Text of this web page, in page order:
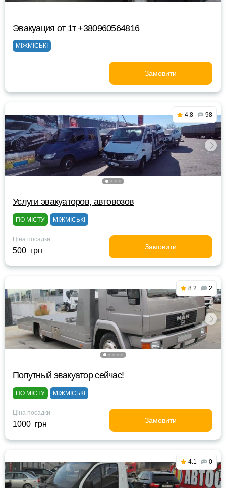
Эвакуация от 1т +380960564816
МІЖМІСЬКІ
Замовити
4.8 98
Услуги эвакуаторов, автовозов
ПО МІСТУ МІЖМІСЬКІ
Ціна посадки
500 грн Замовити
8.2 2
Попутный эвакуатор сейчас!
ПО МІСТУ МІЖМІСЬКІ
Ціна посадки
1000 грн Замовити
4.1 0